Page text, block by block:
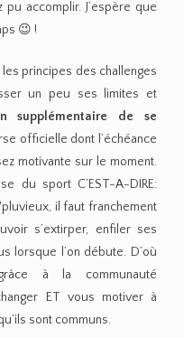
accomplir. J’espère que
😉 !
principes des challenges
un peu ses limites et
supplémentaire de se
officielle dont l’échéance
motivante sur le moment.
du sport C’EST-A-DIRE:
il faut franchement
s’extirper, enfiler ses
lorsque l’on débute. D’où
à la communauté
ET vous motiver à
sont communs.